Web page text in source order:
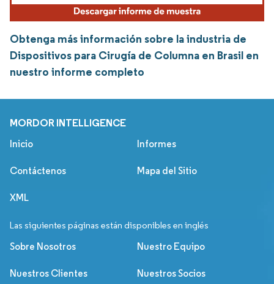
Obtenga más información sobre la industria de
Dispositivos para Cirugía de Columna en Brasil en
nuestro informe completo
MORDOR INTELLIGENCE
Inicio Informes
Contáctenos Mapa del Sitio
XML
Las siguientes páginas están disponibles en inglés
Sobre Nosotros Nuestro Equipo
Nuestros Clientes Nuestros Socios